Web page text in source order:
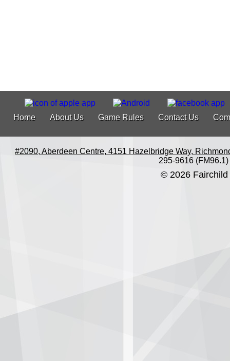
Home About Us Game Rules Contact Us
#2090, Aberdeen Centre, 4151 Hazelbridge Way,
295-9616 (FM96.1)
© 2026 Fairchild